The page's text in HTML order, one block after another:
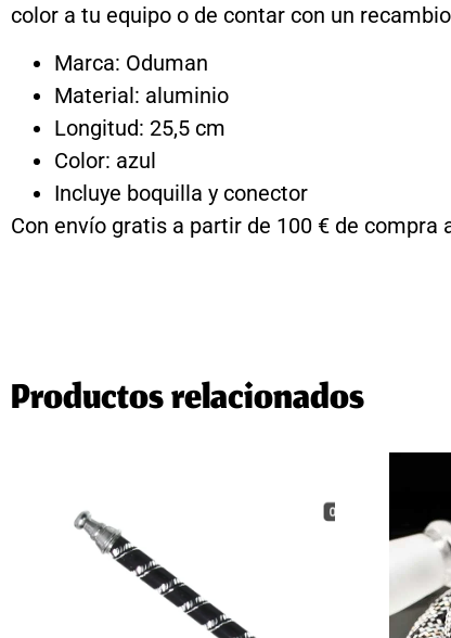
color a tu equipo o de contar con un
Marca: Oduman
Material: aluminio
Longitud: 25,5 cm
Color: azul
Incluye boquilla y conector
Con envío gratis a partir de 100 € de compra
Productos relacionados